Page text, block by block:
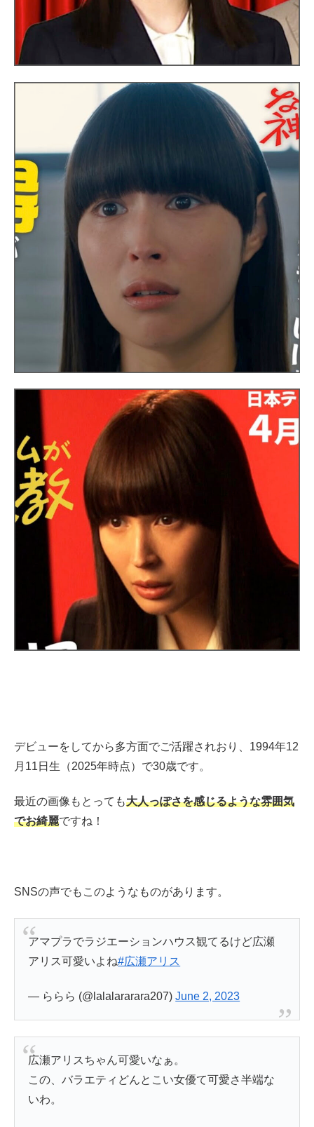
デビューをしてから多方面でご活躍されおり、1994年12
月11日生（2025年時点）で30歳です。
最近の画像もとっても大人っぽさを感じるような雰囲気
でお綺麗ですね！
SNSの声でもこのようなものがあります。
アマプラでラジエーションハウス観てるけど広瀬
アリス可愛いよね#広瀬アリス
— ららら (@lalalararara207)June 2, 2023
広瀬アリスちゃん可愛いなぁ。
この、バラエティどんとこい女優て可愛さ半端な
いわ。